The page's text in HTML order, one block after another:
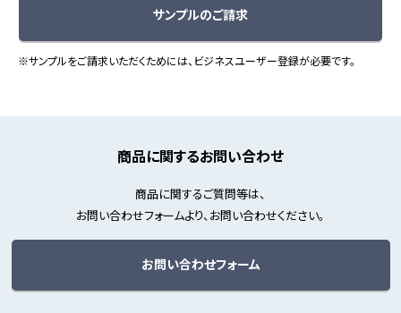
サンプルのご請求
※サンプルをご請求いただくためには、ビジネスユーザー登録が必要です。
商品に関するお問い合わせ
商品に関するご質問等は、
お問い合わせフォームより、お問い合わせください。
お問い合わせフォーム